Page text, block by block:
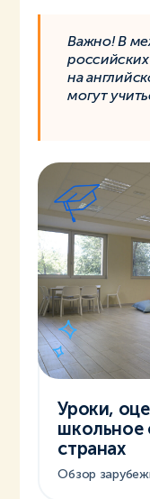
Важно! В
на
могут
Уроки,
школьное
странах
Обзор